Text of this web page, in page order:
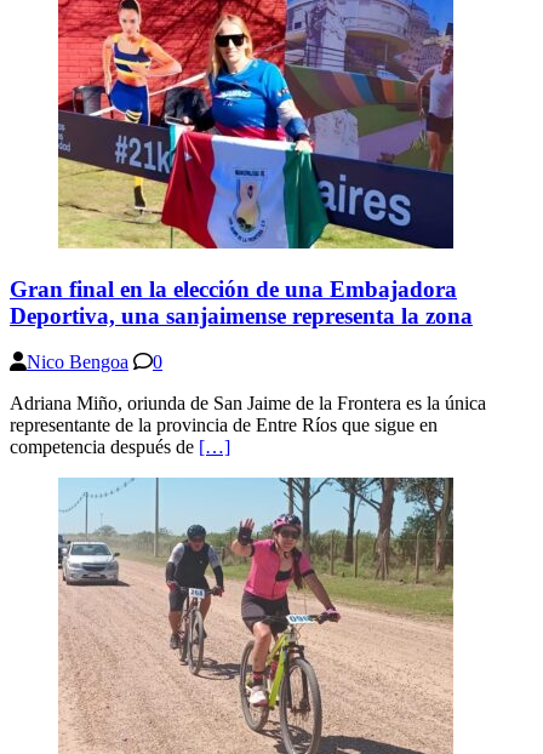
Gran final en la elección de una Embajadora
Deportiva, una sanjaimense representa la zona
Nico Bengoa
0
Adriana Miño, oriunda de San Jaime de la Frontera es la única
representante de la provincia de Entre Ríos que sigue en
competencia después de […]